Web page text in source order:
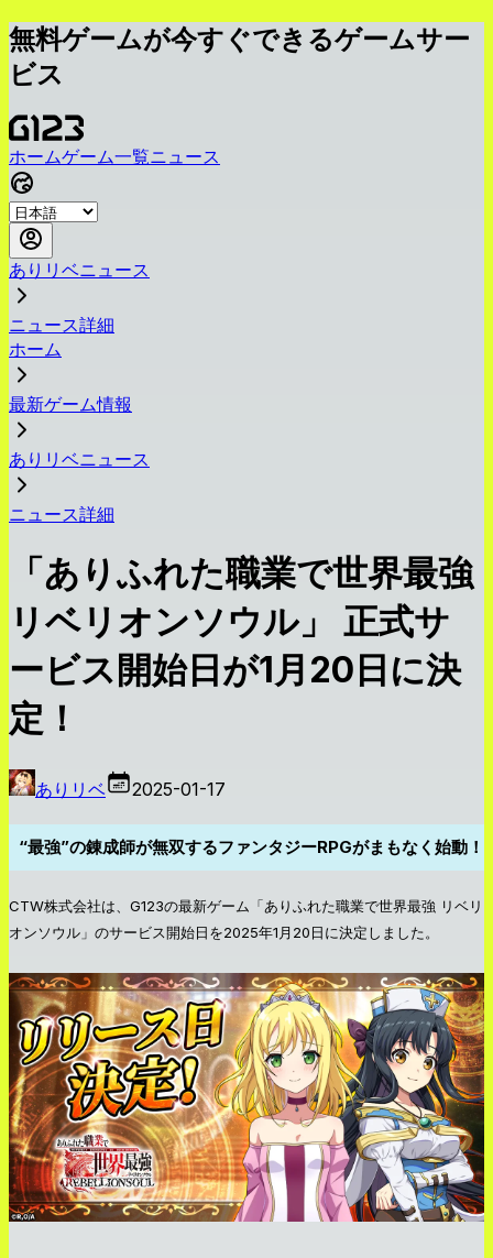
無料ゲームが今すぐできるゲームサー
ビス
ホームゲーム一覧ニュース
ありリベニュース
ニュース詳細
ホーム
最新ゲーム情報
ありリベニュース
ニュース詳細
「ありふれた職業で世界最強
リベリオンソウル」 正式サ
ービス開始日が1月20日に決
定！
ありリベ 2025-01-17
“最強”の錬成師が無双するファンタジーRPGがまもなく始動！
CTW株式会社は、G123の最新ゲーム「ありふれた職業で世界最強 リベリ
オンソウル」のサービス開始日を2025年1月20日に決定しました。